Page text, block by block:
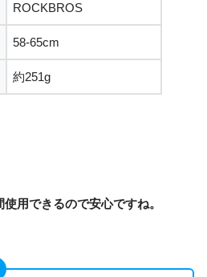
ROCKBROS
58-65cm
約251g
用できるので安心ですね。